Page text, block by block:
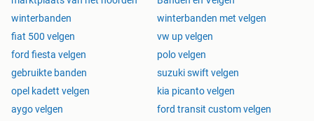
winterbanden
winterbanden met velgen
fiat 500 velgen
vw up velgen
ford fiesta velgen
polo velgen
gebruikte banden
suzuki swift velgen
opel kadett velgen
kia picanto velgen
aygo velgen
ford transit custom velgen